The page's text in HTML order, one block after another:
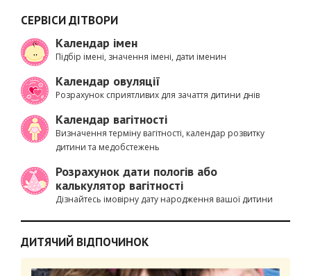
СЕРВІСИ ДІТВОРИ
Календар імен
Підбір імені, значення імені, дати іменин
Календар овуляції
Розрахунок сприятливих для зачаття дитини днів
Календар вагітності
Визначення терміну вагітності, календар розвитку
дитини та медобстежень
Розрахунок дати пологів або
калькулятор вагітності
Дізнайтесь імовірну дату народження вашої дитини
ДИТЯЧИЙ ВІДПОЧИНОК